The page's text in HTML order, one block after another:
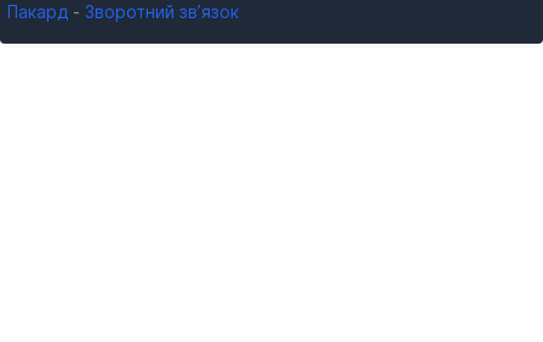
Пакард - Зворотний зв’язок